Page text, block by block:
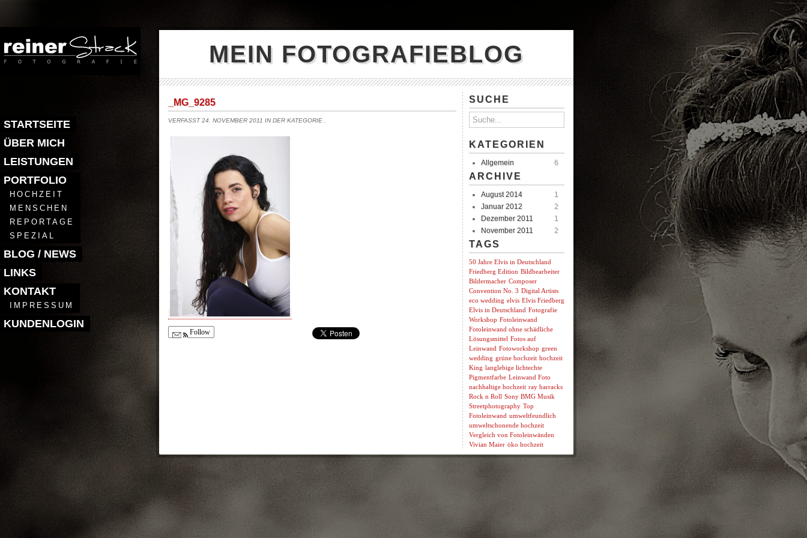
STARTSEITE
ÜBER MICH
LEISTUNGEN
PORTFOLIO
HOCHZEIT
MENSCHEN
REPORTAGE
SPEZIAL
BLOG / NEWS
LINKS
KONTAKT
IMPRESSUM
KUNDENLOGIN
MEIN FOTOGRAFIEBLOG
_MG_9285
VERFASST 24. NOVEMBER 2011 IN DER KATEGORIE
Follow
SUCHE
KATEGORIEN
Allgemein 6
ARCHIVE
August 2014
1
Januar 2012
2
Dezember 2011
1
November 2011
2
TAGS
50 Jahre Elvis in Deutschland
Friedberg Edition Bildbearbeiter
Bildermacher Composer
Convention No. 3 Digital Artists
eco wedding elvis Elvis Friedberg
Elvis in Deutschland Fotografie
Workshop Fotoleinwand
Fotoleinwand ohne schädliche
Lösungsmittel Fotos auf
Leinwand Fotoworkshop green
wedding grüne hochzeit hochzeit
King langlebige lichtechte
Pigmentfarbe Leinwand Foto
nachhaltige hochzeit ray barracks
Rock n Roll Sony BMG Musik
Streetphotography Top
Fotoleinwand umweltfeundlich
umweltschonende hochzeit
Vergleich von Fotoleinwänden
Vivian Maier öko hochzeit